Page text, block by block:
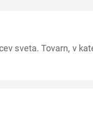
sveta. Tovarn, v